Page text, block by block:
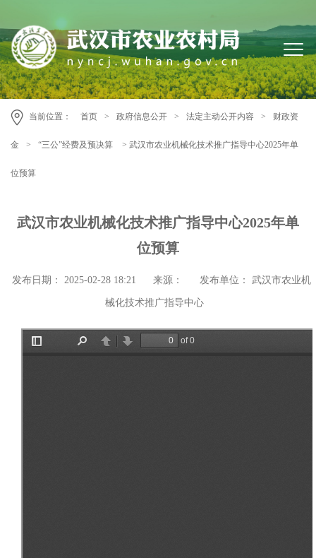
当前位置： 首页 > 政府信息公开 > 法定主动公开内容 > 财政资
金 > “三公”经费及预决算 > 武汉市农业机械化技术推广指导中心2025年单
位预算
武汉市农业机械化技术推广指导中心2025年单
位预算
发布日期： 2025-02-28 18:21 来源： 发布单位： 武汉市农业机
械化技术推广指导中心